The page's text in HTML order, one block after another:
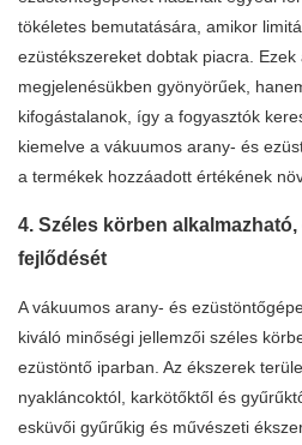
tökéletes bemutatására, amikor
ezüstékszereket dobtak piacra.
megjelenésükben gyönyörűek,
kifogástalanok, így a fogyasztók
kiemelve a vákuumos arany- és
a termékek hozzáadott értékének
4. Széles körben
fejlődését
A vákuumos arany- és
kiváló minőségi jellemzői széles
ezüstöntő iparban. Az ékszerek
nyakláncoktól, karkötőktől és
esküvői gyűrűkig és művészeti